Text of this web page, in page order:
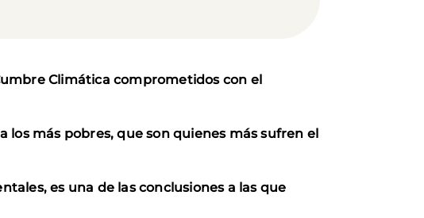
Climática comprometidos con el
más pobres, que son quienes más sufren el
es una de las conclusiones a las que